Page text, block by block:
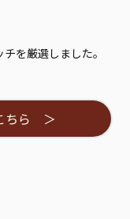
を厳選しました。
ちら ＞